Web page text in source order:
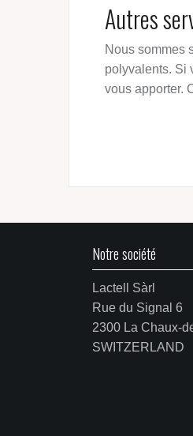
Autres
Nous sommes
polyvalents. Si
vous apporter.
Notre société
Lactell Sàrl
Rue du Signal 6
2300 La Chaux-
SWITZERLAND